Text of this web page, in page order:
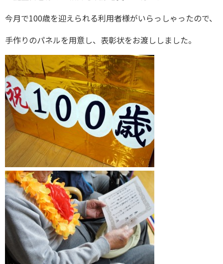
今月で100歳を迎えられる利用者様がいらっしゃったので、
手作りのパネルを用意し、表彰状をお渡ししました。